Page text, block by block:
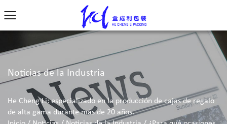
Noticias de la Industria
He Cheng Li: especializado en la producción de cajas de regalo
de alta gama durante más de 20 años.